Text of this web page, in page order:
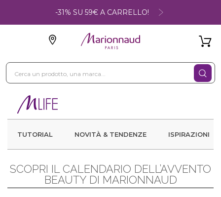
-31% SU 59€ A CARRELLO!
TUTORIAL NOVITÀ & TENDENZE ISPIRAZIONI
SCOPRI IL CALENDARIO DELL’AVVENTO
BEAUTY DI MARIONNAUD